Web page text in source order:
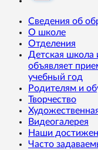
Сведения об
О школе
Отделения
Детская школа
объявляет
учебный год
Родителям и
Творчество
Видеогалерея
Наши
Часто